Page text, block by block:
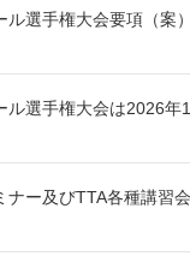
選手権大会要項（案
選手権大会は2026年
ー及びTTA各種講習